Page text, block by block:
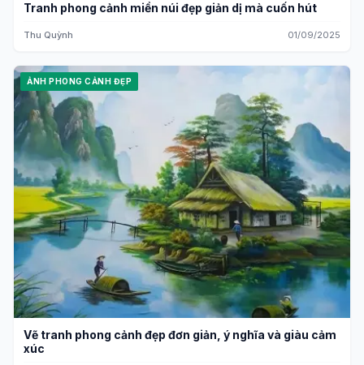
Tranh phong cảnh miền núi đẹp giản dị mà cuốn hút
Thu Quỳnh 01/09/2025
ẢNH PHONG CẢNH ĐẸP
Vẽ tranh phong cảnh đẹp đơn giản, ý nghĩa và giàu cảm
xúc